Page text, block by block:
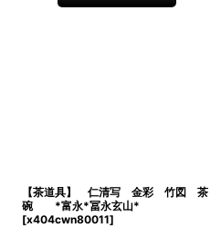
【茶道具】 仁清写 金彩 竹図 茶
碗 *富永*冨永玄山*
[x404cwn80011]